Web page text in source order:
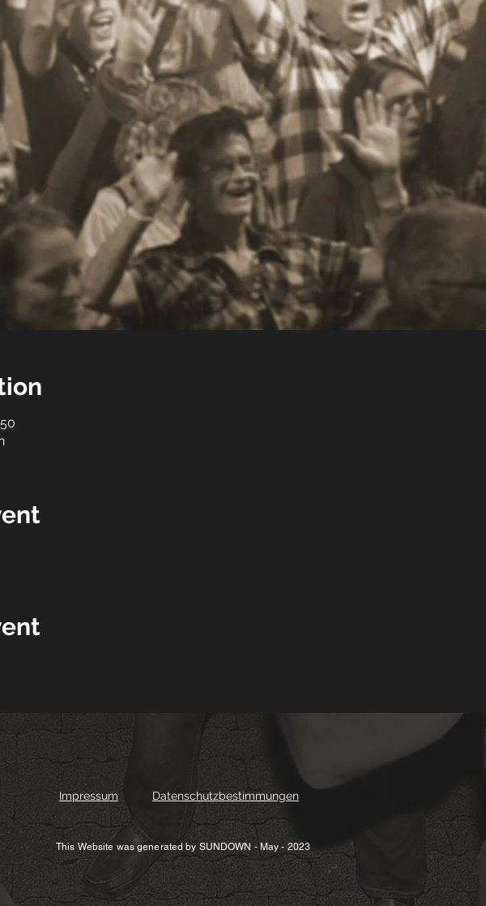
Impressum Datenschutzbestimmungen
This Website was generated by SUNDOWN - May - 2023